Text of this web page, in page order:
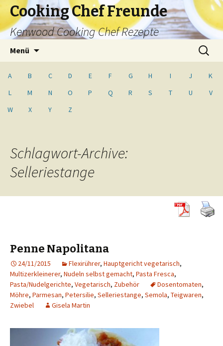
Cooking Chef Freunde
Kenwood Cooking Chef Rezepte
Menü
Suche
nach:
A B C D E F G H I J
K
L
M N O P Q R S T U
V
W
X Y Z
Schlagwort-Archive:
Selleriestange
Penne Napolitana
24/11/2015 Flexirührer, Hauptgericht vegetarisch,
Multizerkleinerer, Nudeln selbst gemacht, Pasta Fresca,
Pasta/Nudelgerichte, Vegetarisch, Zubehör Dosentomaten,
Möhre, Parmesan, Petersilie, Selleriestange, Semola, Teigwaren,
Zwiebel
Gisela Martin